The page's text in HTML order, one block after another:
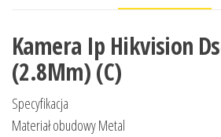
Kamera Ip Hikvision
(2.8Mm) (C)
Specyfikacja
Materiał obudowy Metal